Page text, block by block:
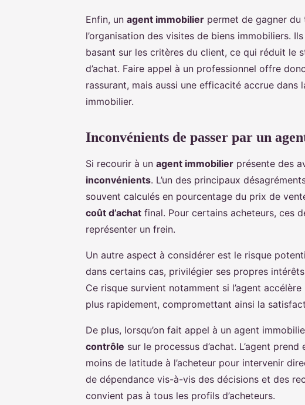
Enfin, un agent immobilier permet de gagner du
l’organisation des visites de biens immobiliers.
basant sur les critères du client, ce qui réduit le
d’achat. Faire appel à un professionnel offre
rassurant, mais aussi une efficacité accrue dans
immobilier.
Inconvénients de passer par un
Si recourir à un agent immobilier présente des
inconvénients. L’un des principaux
souvent calculés en pourcentage du prix de
coût d’achat final. Pour certains acheteurs, ces
représenter un frein.
Un autre aspect à considérer est le risque
dans certains cas, privilégier ses propres
Ce risque survient notamment si l’agent
plus rapidement, compromettant ainsi la
De plus, lorsqu’on fait appel à un agent
contrôle sur le processus d’achat. L’agent
moins de latitude à l’acheteur pour intervenir
de dépendance vis-à-vis des décisions et des
convient pas à tous les profils d’acheteurs.